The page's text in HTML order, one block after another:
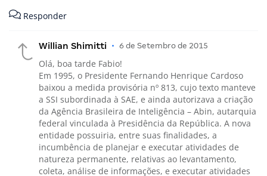
Responder
Willian Shimitti • 6 de Setembro de 2015
Olá, boa tarde Fabio!
Em 1995, o Presidente Fernando Henrique Cardoso
baixou a medida provisória nº 813, cujo texto manteve
a SSI subordinada à SAE, e ainda autorizava a criação
da Agência Brasileira de Inteligência – Abin, autarquia
federal vinculada à Presidência da República. A nova
entidade possuiria, entre suas finalidades, a
incumbência de planejar e executar atividades de
natureza permanente, relativas ao levantamento,
coleta, análise de informações, e executar atividades